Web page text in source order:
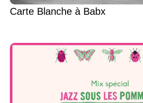
Carte Blanche à Babx